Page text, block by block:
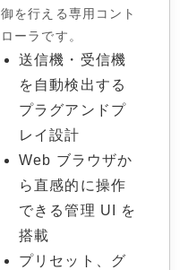
御を行える専用コント
ローラです。
送信機・受信機
を自動検出する
プラグアンドプ
レイ設計
Web ブラウザか
ら直感的に操作
できる管理 UI を
搭載
プリセット、グ